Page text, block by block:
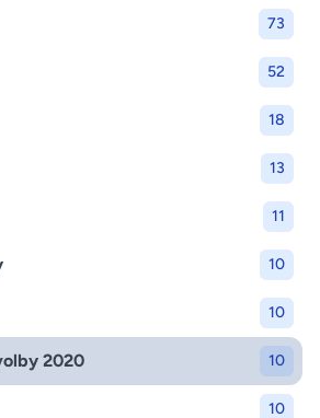
73
52
18
13
11
10
10
2020 10
10